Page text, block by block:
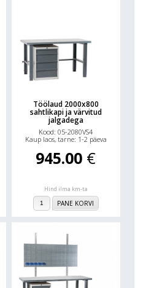
Töölaud 2000x800
sahtlikapi ja värvitud
jalgadega
Kood: 05-2080VS4
Kaup laos, tarne: 1-2 päeva
945.00 €
Hind ilma km-ta
PANE KORVI